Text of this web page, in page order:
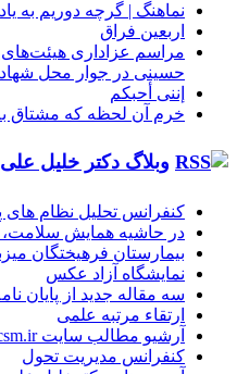
نماهنگ |‌ گرچه دوریم به
اربعین فراق
مراسم عزاداری هیئت‌های
حسینی در جوار محل
إننی أحبکم
خرم آن لحظه که مشتاق
وبلاگ دکتر خلیل
کنفرانس تحلیل نظام
در حاشیه همایش
بیمارستان فرهیختگان
نمایشگاه آزاد عکس
سه مقاله جدید از پایان
ارتقاء مرتبه علمی
آرشیو مطالب سایت hcsm.ir از 2022 تاکنون
کنفرانس مدیریت تحول